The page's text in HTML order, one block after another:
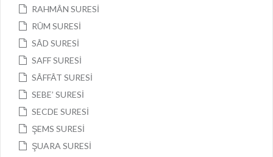
RAHMÂN SURESİ
RÛM SURESİ
SÂD SURESİ
SAFF SURESİ
SÂFFÂT SURESİ
SEBE’ SURESİ
SECDE SURESİ
ŞEMS SURESİ
ŞUARA SURESİ